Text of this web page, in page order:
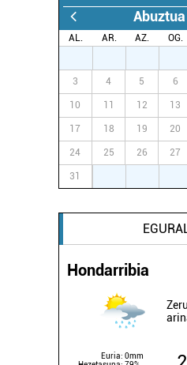
erabiltzeko baimen esplizitua
AL. AR. AZ. OG.
3 4 5 6
10 11 12 13
17 18 19 20
24 25 26 27
31
Hondarribia
Euria: 0mm